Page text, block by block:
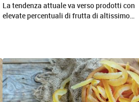
La tendenza attuale va verso prodotti con
elevate percentuali di frutta di altissimo…